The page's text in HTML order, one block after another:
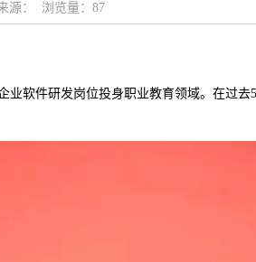
源： 浏览量： 87
软件研发岗位投身职业教育领域。在过去